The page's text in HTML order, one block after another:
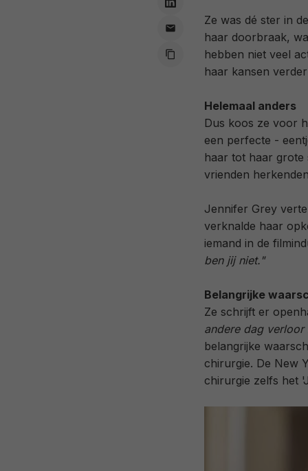
Ze was dé ster in
haar doorbraak,
hebben niet veel
haar kansen
Helemaal anders
Dus koos ze voor
een perfecte -
haar tot haar grote
vrienden
Jennifer Grey
verknalde haar
iemand in de
ben jij niet."
Belangrijke
Ze schrijft er
andere dag
belangrijke
chirurgie. De New
chirurgie zelfs het